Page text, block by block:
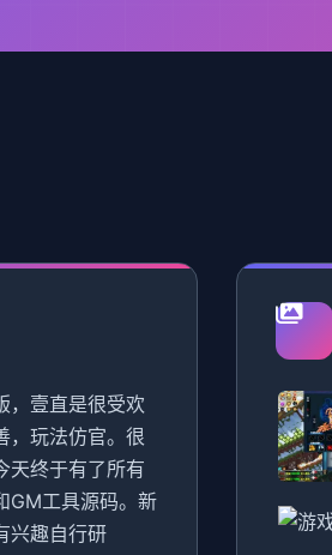
，壹直是很受欢
，玩法仿官。很
天终于有了所有
GM工具源码。新
兴趣自行研